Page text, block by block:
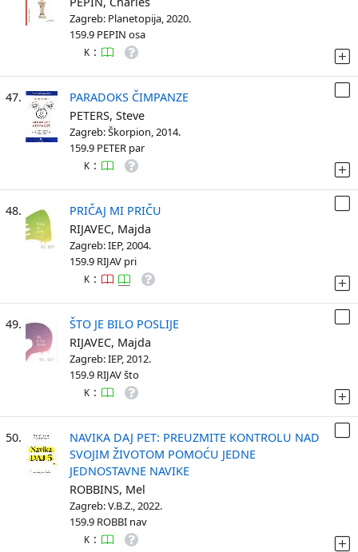
Zagreb: Planetopija, 2020.
159.9 PEPIN osa
K :
47.
PARADOKS ČIMPANZE
PETERS, Steve
Zagreb: Škorpion, 2014.
159.9 PETER par
K :
48.
PRIČAJ MI PRIČU
RIJAVEC, Majda
Zagreb: IEP, 2004.
159.9 RIJAV pri
K :
49.
ŠTO JE BILO POSLIJE
RIJAVEC, Majda
Zagreb: IEP, 2012.
159.9 RIJAV što
K :
50.
NAVIKA DAJ PET: PREUZMITE KONTROLU NAD
SVOJIM ŽIVOTOM POMOĆU JEDNE
JEDNOSTAVNE NAVIKE
ROBBINS, Mel
Zagreb: V.B.Z., 2022.
159.9 ROBBI nav
K :